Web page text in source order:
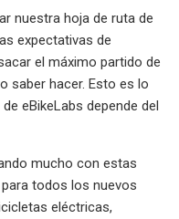
nuestra hoja de ruta de
expectativas de
el máximo partido de
saber hacer. Esto es lo
eBikeLabs depende del
mucho con estas
todos los nuevos
eléctricas,